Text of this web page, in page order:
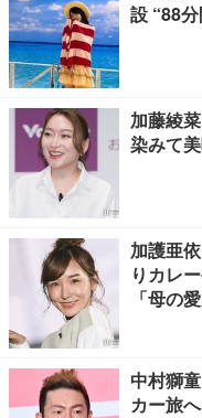
設 “88
加藤綾
染みて
加護亜
りカレ
「母の
中村獅
カー旅